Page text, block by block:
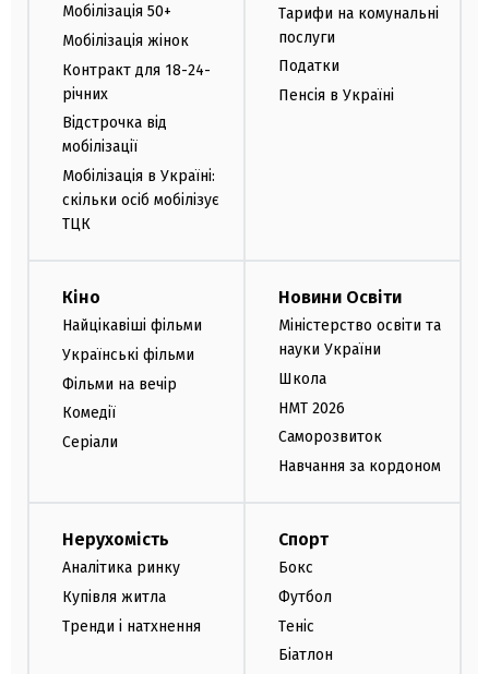
Мобілізація 50+
Мобілізація жінок
Контракт для 18-24-
річних
Відстрочка від
мобілізації
Мобілізація в Україні:
скільки осіб мобілізує
ТЦК
Тарифи на комунальні
послуги
Податки
Пенсія в Україні
Кіно
Найцікавіші фільми
Українські фільми
Фільми на вечір
Комедії
Серіали
Новини Освіти
Міністерство освіти та
науки України
Школа
НМТ 2026
Саморозвиток
Навчання за кордоном
Нерухомість
Аналітика ринку
Купівля житла
Тренди і натхнення
Спорт
Бокс
Футбол
Теніс
Біатлон